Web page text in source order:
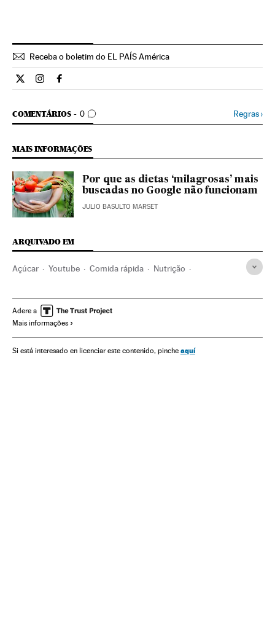
Receba o boletim do EL PAÍS América
Estilo El País Brasil en Twitter
Estilo El País Brasil en Instagram
Estilo El País Brasil en Facebook
COMENTÁRIOS 0
COMENTÁRIOS Regras›
MAIS INFORMAÇÕES
Por que as dietas ‘milagrosas’ mais
buscadas no Google não funcionam
JULIO BASULTO MARSET
ARQUIVADO EM
Açúcar Youtube Comida rápida Nutrição
Adere a
Mais informações
Si está interesado en licenciar este contenido, pinche aquí